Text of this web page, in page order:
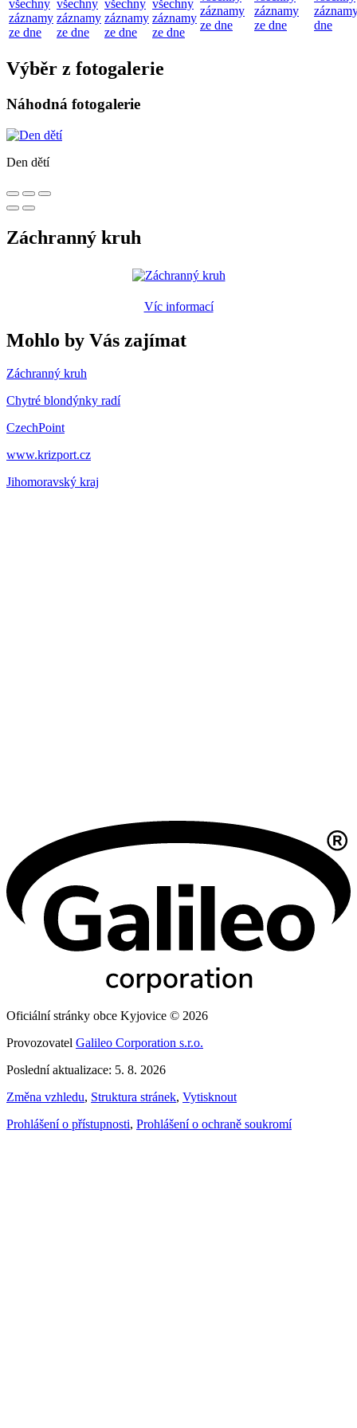
všechny
záznamy
ze dne
všechny
záznamy
ze dne
všechny
záznamy
ze dne
všechny
záznamy
ze dne
záznamy
ze dne
záznamy
ze dne
dne
Výběr z fotogalerie
Náhodná fotogalerie
Den dětí
Záchranný kruh
Víc informací
Mohlo by Vás zajímat
Záchranný kruh
Chytré blondýnky radí
CzechPoint
www.krizport.cz
Jihomoravský kraj
Oficiální stránky obce Kyjovice © 2026
Provozovatel Galileo Corporation s.r.o.
Poslední aktualizace: 5. 8. 2026
Změna vzhledu, Struktura stránek, Vytisknout
Prohlášení o přístupnosti, Prohlášení o ochraně soukromí